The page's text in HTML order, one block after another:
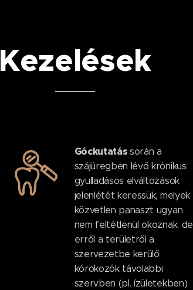
Kezelések
Góckutatássorán a
szájüregben lévő krónikus
gyulladásos elváltozások
jelenlétét keressük, melyek
közvetlen panaszt ugyan
nem feltétlenül okoznak, de
erről a területről a
szervezetbe kerülő
kórokozók távolabbi
szervben (pl. ízületekben)